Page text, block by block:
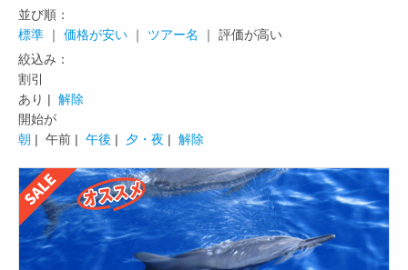
並び順：
標準 ｜ 価格が安い ｜ ツアー名
｜ 評価が高い
絞込み：
割引
あり | 解除
開始が
朝 | 午前 | 午後 | 夕・夜 | 解除